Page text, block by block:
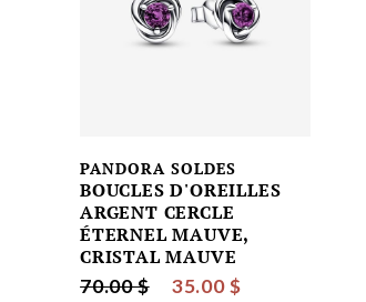
PANDORA SOLDES
BOUCLES D'OREILLES
ARGENT CERCLE
ÉTERNEL MAUVE,
CRISTAL MAUVE
70.00 $ 35.00 $